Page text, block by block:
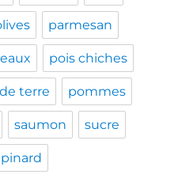
parmesan
pois chiches
terre pommes
saumon sucre